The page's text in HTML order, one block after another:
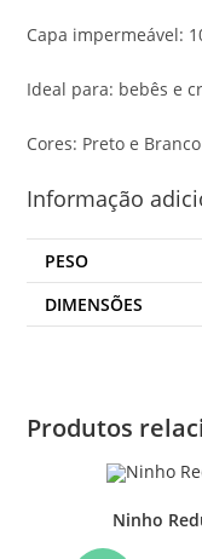
Capa impermeável:
Ideal para: bebês e
Cores: Preto e Branco
Informação
PESO
DIMENSÕES
Produtos
Ninho